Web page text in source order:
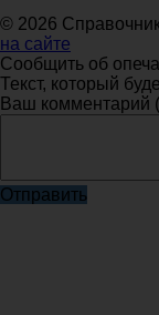
© 2026
на сайте
Сообщить об
Текст, который
Ваш комментарий
Отправить